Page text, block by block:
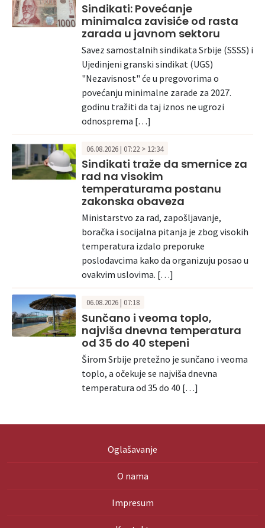
Sindikati: Povećanje
minimalca zavisiće od rasta
zarada u javnom sektoru
Savez samostalnih sindikata Srbije (SSSS) i
Ujedinjeni granski sindikat (UGS)
"Nezavisnost" će u pregovorima o
povećanju minimalne zarade za 2027.
godinu tražiti da taj iznos ne ugrozi
odnosprema […]
06.08.2026 | 07:22 > 12:34
Sindikati traže da smernice za
rad na visokim
temperaturama postanu
zakonska obaveza
Ministarstvo za rad, zapošljavanje,
boračka i socijalna pitanja je zbog visokih
temperatura izdalo preporuke
poslodavcima kako da organizuju posao u
ovakvim uslovima. […]
06.08.2026 | 07:18
Sunčano i veoma toplo,
najviša dnevna temperatura
od 35 do 40 stepeni
Širom Srbije pretežno je sunčano i veoma
toplo, a očekuje se najviša dnevna
temperatura od 35 do 40 […]
Oglašavanje
O nama
Impresum